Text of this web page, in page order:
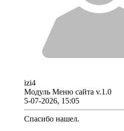
izi4
Модуль Меню сайта v.1.0
5-07-2026, 15:05
Спасибо нашел.